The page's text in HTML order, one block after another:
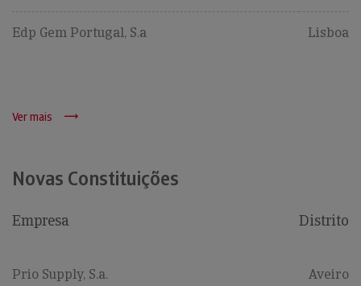
Edp Gem Portugal, S.a Lisboa
Ver mais
Novas Constituições
Empresa Distrito
Prio Supply, S.a. Aveiro